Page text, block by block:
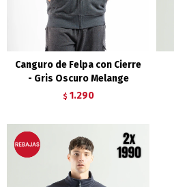
Canguro de Felpa con Cierre
- Gris Oscuro Melange
$ 1.290